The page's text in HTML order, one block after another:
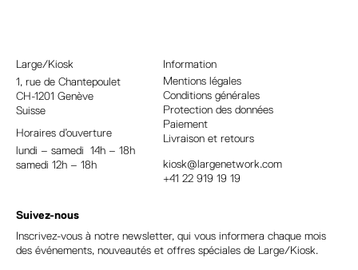
Large/Kiosk
1, rue de Chantepoulet
CH-1201 Genève
Suisse
Horaires d’ouverture
lundi – samedi 14h – 18h
samedi 12h – 18h
Information
Mentions légales
Conditions générales
Protection des données
Paiement
Livraison et retours
kiosk@largenetwork.com
+41 22 919 19 19
Suivez-nous
Inscrivez-vous à notre newsletter, qui vous informera chaque mois
des événements, nouveautés et offres spéciales de Large/Kiosk.